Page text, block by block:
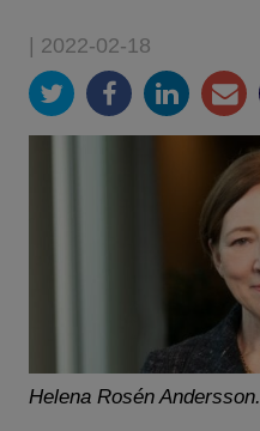
| 2022-02-18
Helena Rosén Andersson.